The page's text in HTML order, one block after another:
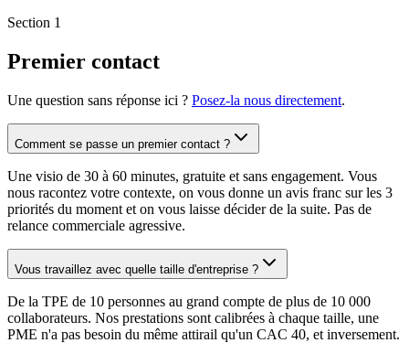
Section 1
Premier contact
Une question sans réponse ici ? Posez-la nous directement.
Comment se passe un premier contact ?
Une visio de 30 à 60 minutes, gratuite et sans engagement. Vous
nous racontez votre contexte, on vous donne un avis franc sur les 3
priorités du moment et on vous laisse décider de la suite. Pas de
relance commerciale agressive.
Vous travaillez avec quelle taille d'entreprise ?
De la TPE de 10 personnes au grand compte de plus de 10 000
collaborateurs. Nos prestations sont calibrées à chaque taille, une
PME n'a pas besoin du même attirail qu'un CAC 40, et inversement.